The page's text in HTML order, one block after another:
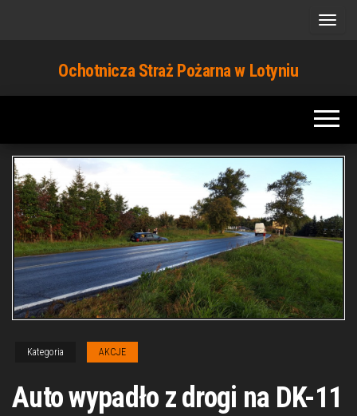
Ochotnicza Straż Pożarna w Lotyniu
Kategoria AKCJE
Auto wypadło z drogi na DK-11